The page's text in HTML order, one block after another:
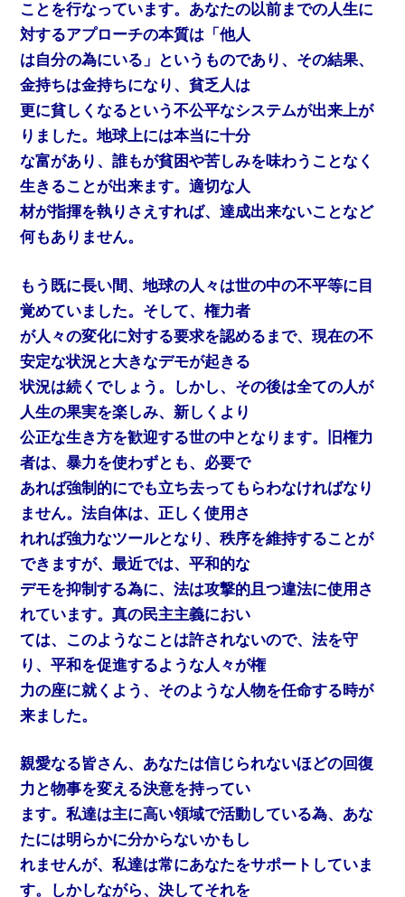
ことを行なっています。あなたの以前までの人生に
対するアプローチの本質は「他人
は自分の為にいる」というものであり、その結果、
金持ちは金持ちになり、貧乏人は
更に貧しくなるという不公平なシステムが出来上が
りました。地球上には本当に十分
な富があり、誰もが貧困や苦しみを味わうことなく
生きることが出来ます。適切な人
材が指揮を執りさえすれば、達成出来ないことなど
何もありません。
もう既に長い間、地球の人々は世の中の不平等に目
覚めていました。そして、権力者
が人々の変化に対する要求を認めるまで、現在の不
安定な状況と大きなデモが起きる
状況は続くでしょう。しかし、その後は全ての人が
人生の果実を楽しみ、新しくより
公正な生き方を歓迎する世の中となります。旧権力
者は、暴力を使わずとも、必要で
あれば強制的にでも立ち去ってもらわなければなり
ません。法自体は、正しく使用さ
れれば強力なツールとなり、秩序を維持することが
できますが、最近では、平和的な
デモを抑制する為に、法は攻撃的且つ違法に使用さ
れています。真の民主主義におい
ては、このようなことは許されないので、法を守
り、平和を促進するような人々が権
力の座に就くよう、そのような人物を任命する時が
来ました。
親愛なる皆さん、あなたは信じられないほどの回復
力と物事を変える決意を持ってい
ます。私達は主に高い領域で活動している為、あな
たには明らかに分からないかもし
れませんが、私達は常にあなたをサポートしていま
す。しかしながら、決してそれを